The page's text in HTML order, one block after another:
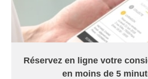
Réservez en ligne votre
en moins de 5